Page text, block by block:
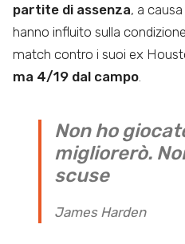
partite di assenza, a
hanno influito sulla
match contro i suoi ex
ma 4/19 dal campo
Non ho
migliorerò.
scuse
James Harden